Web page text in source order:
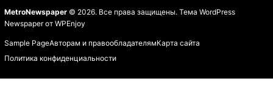
MetroNewspaper© 2026. Все права защищены. Тема WordPress
Newspaperот WPEnjoy
Sample PageАвторам и правообладателямКарта сайта
Политика конфиденциальности